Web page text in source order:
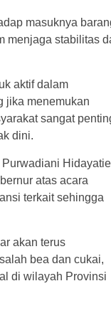
masuknya
menjaga stabilitas
aktif dalam
jika menemukan
sangat
dini.
Hidayatie
atas acara
terkait sehingga
akan terus
bea dan cukai,
di wilayah Provinsi